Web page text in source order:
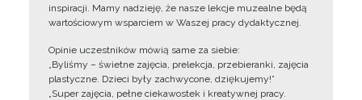
inspiracji. Mamy nadzieję, że nasze lekcje muzealne będą
wartościowym wsparciem w Waszej pracy dydaktycznej.
Opinie uczestników mówią same za siebie:
„Byliśmy – świetne zajęcia, prelekcja, przebieranki, zajęcia
plastyczne. Dzieci były zachwycone, dziękujemy!”
„Super zajęcia, pełne ciekawostek i kreatywnej pracy.